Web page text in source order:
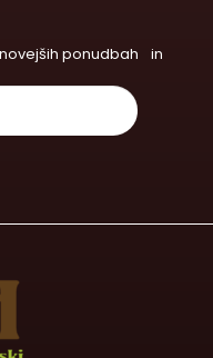
ponudbah in